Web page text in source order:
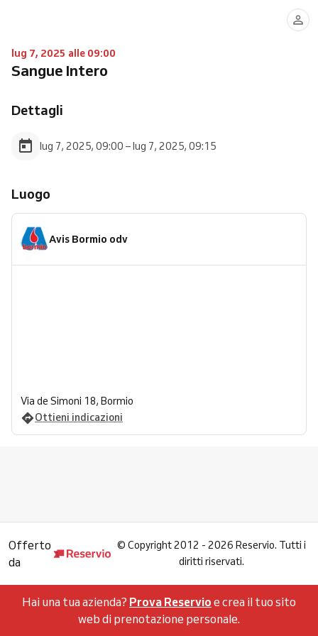
lug 7, 2025 alle 09:00
Sangue Intero
Dettagli
lug 7, 2025, 09:00 – lug 7, 2025, 09:15
Luogo
Avis Bormio odv
Via de Simoni 18, Bormio
Ottieni indicazioni
Offerto
da
© Copyright 2012 - 2026 Reservio. Tutti i
diritti riservati.
Hai una tua azienda? Prova Reservio e crea il tuo sito
web di prenotazione personale.